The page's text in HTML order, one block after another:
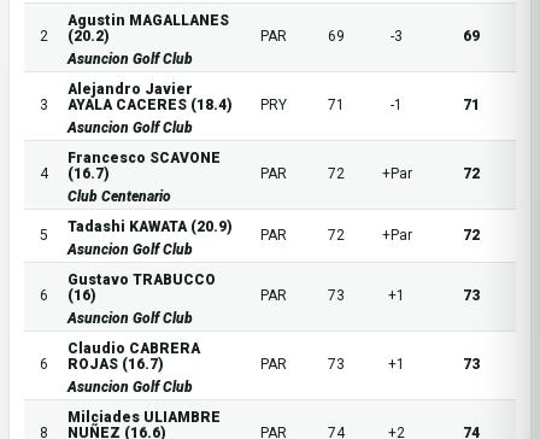
2
Agustin MAGALLANES
(20.2)
Asuncion Golf Club
PAR 69 -3 69
3
Alejandro Javier
AYALA CACERES (18.4)
Asuncion Golf Club
PRY 71 -1 71
4
Francesco SCAVONE
(16.7)
Club Centenario
PAR 72 +Par 72
5
Tadashi KAWATA (20.9)
Asuncion Golf Club
PAR 72 +Par 72
6
Gustavo TRABUCCO
(16)
Asuncion Golf Club
PAR 73 +1 73
6
Claudio CABRERA
ROJAS (16.7)
Asuncion Golf Club
PAR 73 +1 73
8
Milciades ULIAMBRE
NUÑEZ (16.6)
PAR 74 +2 74